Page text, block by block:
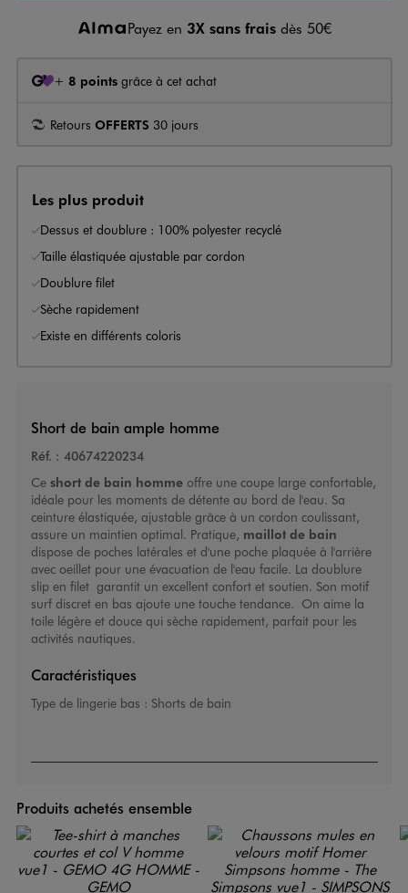
Payez en 3X sans frais dès 50€
+ 8 points grâce à cet achat
Retours OFFERTS 30 jours
Les plus produit
Dessus et doublure : 100% polyester recyclé
Taille élastiquée ajustable par cordon
Doublure filet
Sèche rapidement
Existe en différents coloris
Short de bain ample homme
Réf. : 40674220234
Ce short de bain hommeoffre une coupe large confortable,
idéale pour les moments de détente au bord de l'eau. Sa
ceinture élastiquée, ajustable grâce à un cordon coulissant,
assure un maintien optimal. Pratique, maillot de bain
dispose de poches latérales et d'une poche plaquée à l'arrière
avec oeillet pour une évacuation de l'eau facile. La doublure
slip en filet garantit un excellent confort et soutien. Son motif
surf discret en bas ajoute une touche tendance. On aime la
toile légère et douce qui sèche rapidement, parfait pour les
activités nautiques.
Caractéristiques
Type de lingerie bas : Shorts de bain
Produits achetés ensemble